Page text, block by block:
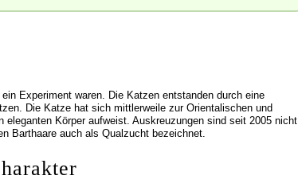
Experiment waren. Die Katzen entstanden durch eine
Die Katze hat sich mittlerweile zur Orientalischen und
Körper aufweist. Auskreuzungen sind seit 2005 nicht
Barthaare auch als Qualzucht bezeichnet.